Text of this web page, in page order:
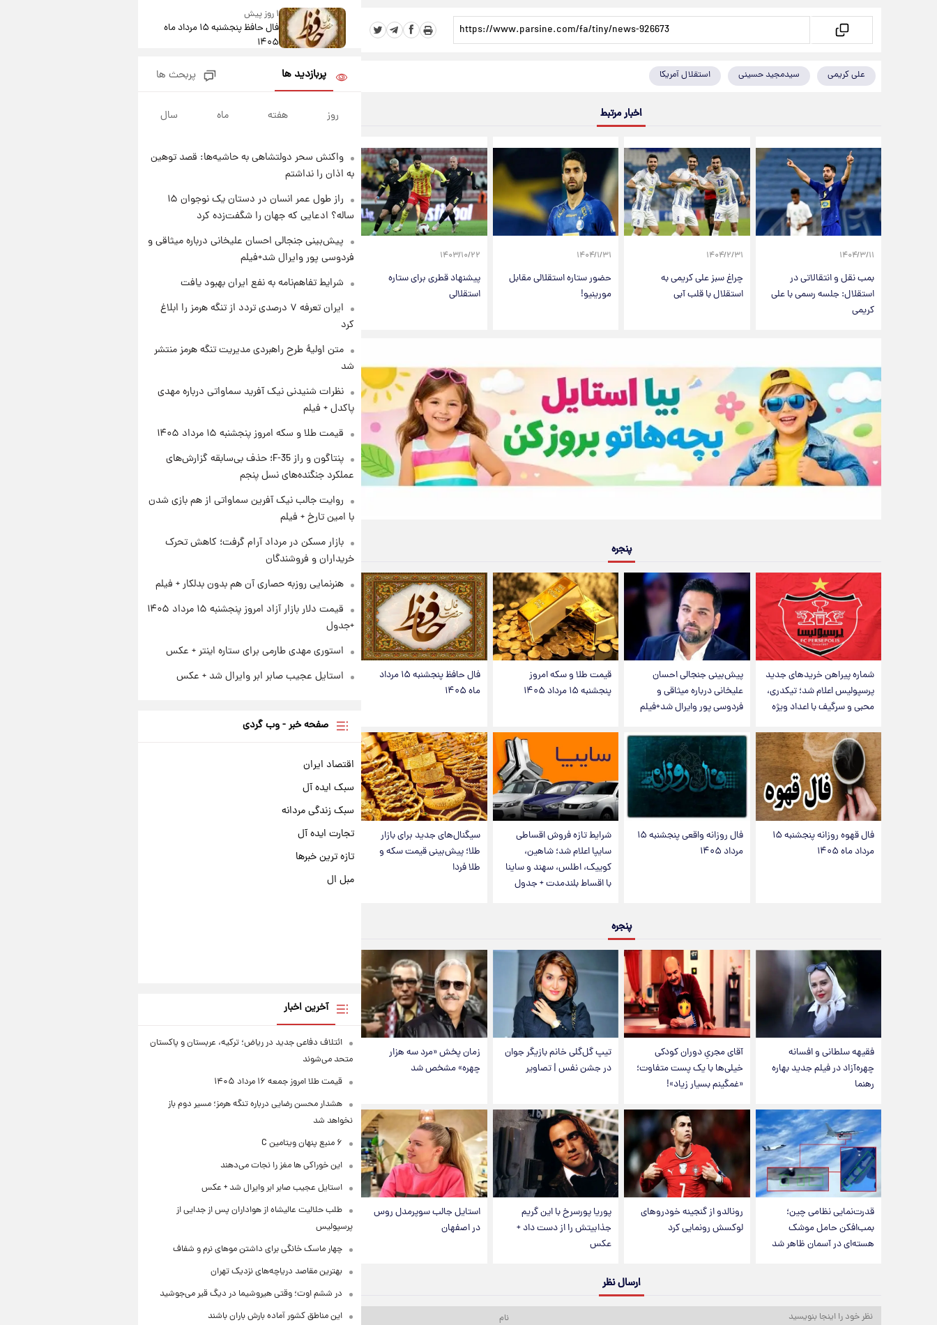
علی کریمی سیدمجید حسینی استقلال آمریکا
اخبار مرتبط
۱۴۰۴/۳/۱۱
بمب نقل و انتقالاتی در
استقلال: جلسه رسمی با علی
کریمی
۱۴۰۴/۲/۳۱
چراغ سبز علی کریمی به
استقلال با قلب آبی
۱۴۰۴/۱/۳۱
حضور ستاره استقلالی مقابل
مورینیو!
۱۴۰۳/۱۰/۲۲
پیشنهاد قطری برای ستاره
استقلالی
پنجره
شماره پیراهن خریدهای جدید
پرسپولیس اعلام شد؛ تیکدری،
محبی و سرگیف با اعداد ویژه
پیش‌بینی جنجالی احسان
علیخانی درباره میثاقی و
فردوسی پور وایرال شد+فیلم
قیمت طلا و سکه امروز
پنجشنبه ۱۵ مرداد ۱۴۰۵
فال حافظ پنجشنبه ۱۵ مرداد
ماه ۱۴۰۵
فال قهوه روزانه پنجشنبه ۱۵
مرداد ماه ۱۴۰۵
فال روزانه واقعی پنجشنبه ۱۵
مرداد ۱۴۰۵
شرایط تازه فروش اقساطی
سایپا اعلام شد؛ شاهین،
کوییک، اطلس، سهند و ساینا
با اقساط بلندمدت + جدول
سیگنال‌های جدید برای بازار
طلا؛ پیش‌بینی قیمت سکه و
طلا فردا
پنجره
فقیهه سلطانی و افسانه
چهره‌آزاد در فیلم جدید بهاره
رهنما
آقای مجریِ دوران کودکی
خیلی‌ها با یک پست متفاوت؛
«غمگینم بسیار زیاد»!
تیپ گل‌گلی خانم بازیگر جوان
در جشن نفس | تصاویر
زمان پخش «مرد سه هزار
چهره» مشخص شد
قدرت‌نمایی نظامی چین؛
بمب‌افکن حامل موشک
هسته‌ای در آسمان ظاهر شد
رونالدو از گنجینه خودروهای
لوکسش رونمایی کرد
پوریا پورسرخ با این گریم
جذابیتش را از دست داد +
عکس
استایل جالب سوپرمدل روس
در اصفهان
ارسال نظر
۱ روز پیش
فال حافظ پنجشنبه ۱۵ مرداد ماه
۱۴۰۵
فال قهوه روزانه پنجشنبه ۱۵ مرداد
ماه ۱۴۰۵
۱ روز پیش
چهارشنبه ۱۴ مرداد + جدول
۱ روز پیش
تولید سایپا؛ نام خودرو، مبلغ پیش
پرداخت و زمان تحویل | سود
مشارکت چند درصد است؟
پربازدید ها پربحث ها
روز هفته ماه سال
واکنش سحر دولتشاهی به حاشیه‌ها: قصد توهین
به اذان را نداشتم
راز طول عمر انسان در دستان یک نوجوان ۱۵
ساله؟ ادعایی که جهان را شگفت‌زده کرد
پیش‌بینی جنجالی احسان علیخانی درباره میثاقی و
فردوسی پور وایرال شد+فیلم
شرایط تفاهم‌نامه به نفع ایران بهبود یافت
ایران تعرفه ۷ درصدی تردد از تنگه هرمز را ابلاغ
کرد
متن اولیۀ طرح راهبردی مدیریت تنگه هرمز منتشر
شد
نظرات شنیدنی نیک آفرید سماواتی درباره مهدی
پاکدل + فیلم
قیمت طلا و سکه امروز پنجشنبه ۱۵ مرداد ۱۴۰۵
پنتاگون و راز F-35؛ حذف بی‌سابقه گزارش‌های
عملکرد جنگنده‌های نسل پنجم
روایت جالب نیک آفرین سماواتی از هم بازی شدن
با امین تارخ + فیلم
بازار مسکن در مرداد آرام گرفت؛ کاهش تحرک
خریداران و فروشندگان
هنرنمایی روزبه حصاری آن هم بدون بدلکار + فیلم
قیمت دلار بازار آزاد امروز پنجشنبه ۱۵ مرداد ۱۴۰۵
+جدول
استوری مهدی طارمی برای ستاره اینتر + عکس
استایل عجیب صابر ابر وایرال شد + عکس
صفحه خبر - وب گردی
اقتصاد ایران
سبک ایده آل
سبک زندگی مردانه
تجارت ایده آل
تازه ترین خبرها
مبل ال
آخرین اخبار
ائتلاف دفاعی جدید در ریاض؛ ترکیه، عربستان و پاکستان
متحد می‌شوند
قیمت طلا امروز جمعه ۱۶ مرداد ۱۴۰۵
هشدار محسن رضایی درباره تنگه هرمز؛ مسیر دوم باز
نخواهد شد
۶ منبع پنهان ویتامین C
این خوراکی ها مغز را نجات می‌دهند
استایل عجیب صابر ابر وایرال شد + عکس
طلب حلالیت عالیشاه از هواداران پس از جدایی از
پرسپولیس
چهار ماسک خانگی برای داشتن موهای نرم و شفاف
بهترین مقاصد دریاچه‌های نزدیک تهران
در ششم اوت؛ وقتی هیروشیما در دیگ قیر می‌جوشید
این مناطق کشور آماده بارش باران باشند